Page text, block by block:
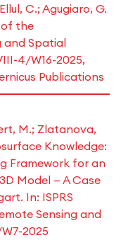
C.; Agugiaro, G.
of the
and Spatial
4/W16-2025,
Publications
M.; Zlatanova,
Knowledge:
Framework for an
Model — A Case
In: ISPRS
Sensing and
2025